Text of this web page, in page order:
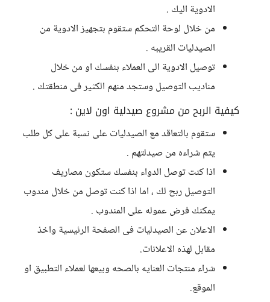
الادوية اليك .
من خلال لوحة التحكم ستقوم بتجهيز الادوية من
الصيدليات القريبه .
توصيل الادوية الى العملاء بنفسك او من خلال
مناديب التوصيل وستجد منهم الكثير فى منطقتك .
كيفية الربح من مشروع صيدلية اون لاين :
ستقوم بالتعاقد مع الصيدليات على نسبة على كل طلب
يتم شراءه من صيدلتهم .
اذا كنت توصل الدواء بنفسك ستكون مصاريف
التوصيل ربح لك ، اما اذا كنت توصل من خلال مندوب
يمكنك فرض عموله على المندوب .
الاعلان عن الصيدليات فى الصفحة الرئيسية واخذ
مقابل لهذه الاعلانات.
شراء منتجات العنايه بالصحه وبيعها لعملاء التطبيق او
الموقع.